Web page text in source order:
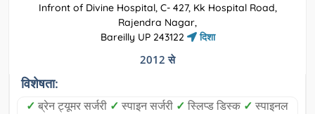
Infront of Divine Hospital, C- 427, Kk Hospital Road,
Rajendra Nagar,
Bareilly UP 243122
दिशा
2012 से
विशेषता:
✓ ब्रेन ट्यूमर सर्जरी ✓ स्पाइन सर्जरी ✓ स्लिप्ड डिस्क ✓ स्पाइनल